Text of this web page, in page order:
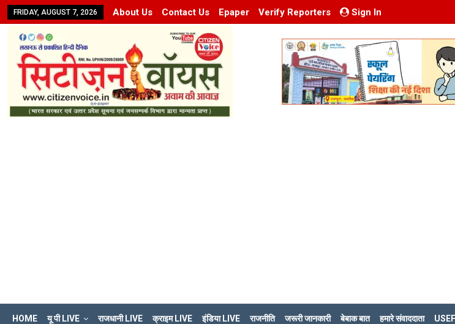
FRIDAY, AUGUST 7, 2026 About Us Contact Us Epaper Verify Reporters Sign In
HOME यू पी LIVE राजधानी LIVE क्राइम LIVE इंडिया LIVE राजनीति जरूरी जानकारी बेबाक बात हमारे संवाददाता